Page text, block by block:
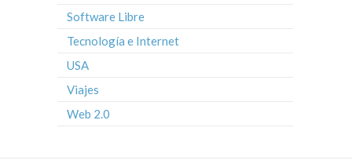
Software Libre
Tecnología e Internet
USA
Viajes
Web 2.0